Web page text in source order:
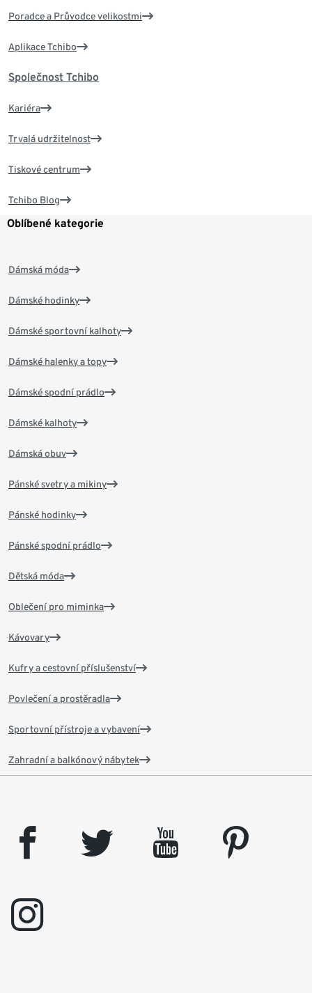
Poradce a Průvodce velikostmi
Aplikace Tchibo
Společnost Tchibo
Kariéra
Trvalá udržitelnost
Tiskové centrum
Tchibo Blog
Oblíbené kategorie
Dámská móda
Dámské hodinky
Dámské sportovní kalhoty
Dámské halenky a topy
Dámské spodní prádlo
Dámské kalhoty
Dámská obuv
Pánské svetry a mikiny
Pánské hodinky
Pánské spodní prádlo
Dětská móda
Oblečení pro miminka
Kávovary
Kufry a cestovní příslušenství
Povlečení a prostěradla
Sportovní přístroje a vybavení
Zahradní a balkónový nábytek
facebook twitter youtube
pinterest
instagram